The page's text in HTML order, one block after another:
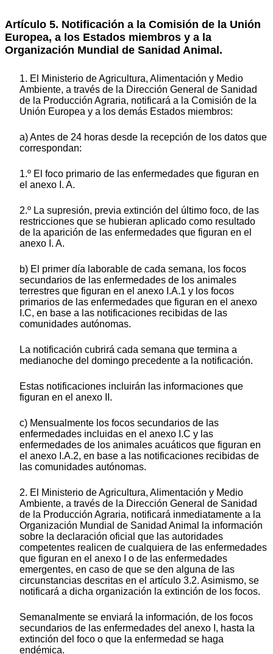
Artículo 5. Notificación a la Comisión de la Unión
Europea, a los Estados miembros y a la
Organización Mundial de Sanidad Animal.
1. El Ministerio de Agricultura, Alimentación y Medio
Ambiente, a través de la Dirección General de Sanidad
de la Producción Agraria, notificará a la Comisión de la
Unión Europea y a los demás Estados miembros:
a) Antes de 24 horas desde la recepción de los datos que
correspondan:
1.º El foco primario de las enfermedades que figuran en
el anexo I. A.
2.º La supresión, previa extinción del último foco, de las
restricciones que se hubieran aplicado como resultado
de la aparición de las enfermedades que figuran en el
anexo I. A.
b) El primer día laborable de cada semana, los focos
secundarios de las enfermedades de los animales
terrestres que figuran en el anexo I.A.1 y los focos
primarios de las enfermedades que figuran en el anexo
I.C, en base a las notificaciones recibidas de las
comunidades autónomas.
La notificación cubrirá cada semana que termina a
medianoche del domingo precedente a la notificación.
Estas notificaciones incluirán las informaciones que
figuran en el anexo II.
c) Mensualmente los focos secundarios de las
enfermedades incluidas en el anexo I.C y las
enfermedades de los animales acuáticos que figuran en
el anexo I.A.2, en base a las notificaciones recibidas de
las comunidades autónomas.
2. El Ministerio de Agricultura, Alimentación y Medio
Ambiente, a través de la Dirección General de Sanidad
de la Producción Agraria, notificará inmediatamente a la
Organización Mundial de Sanidad Animal la información
sobre la declaración oficial que las autoridades
competentes realicen de cualquiera de las enfermedades
que figuran en el anexo I o de las enfermedades
emergentes, en caso de que se den alguna de las
circunstancias descritas en el artículo 3.2. Asimismo, se
notificará a dicha organización la extinción de los focos.
Semanalmente se enviará la información, de los focos
secundarios de las enfermedades del anexo I, hasta la
extinción del foco o que la enfermedad se haga
endémica.